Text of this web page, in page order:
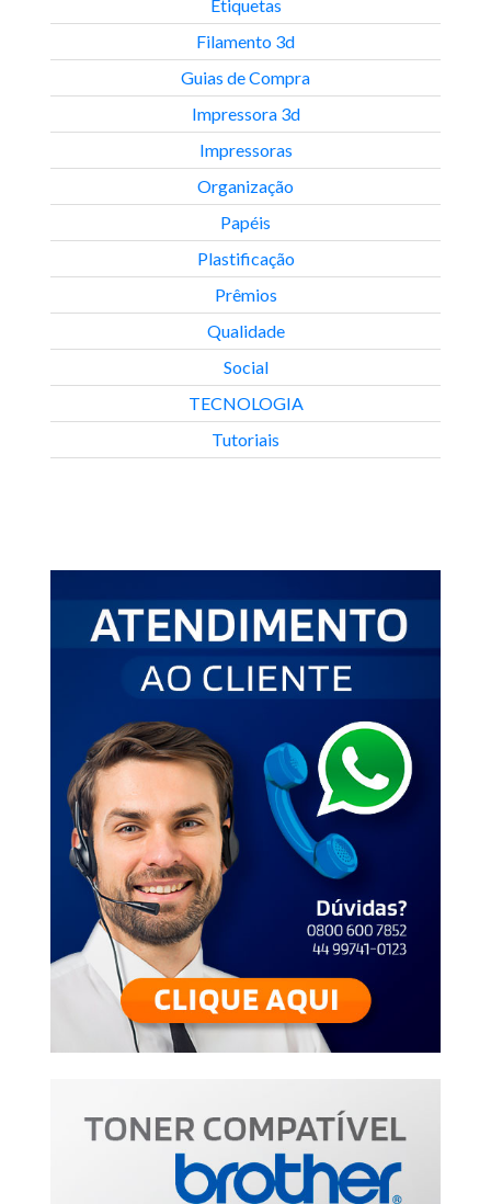
Etiquetas
Filamento 3d
Guias de Compra
Impressora 3d
Impressoras
Organização
Papéis
Plastificação
Prêmios
Qualidade
Social
TECNOLOGIA
Tutoriais